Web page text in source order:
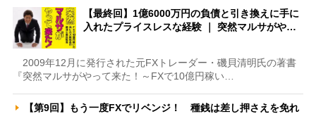
【最終回】1億6000万円の負債と引き換えに手に
入れたプライスレスな経験 ｜ 突然マルサがや…
2009年12月に発行された元FXトレーダー・磯貝清明氏の著書
『突然マルサがやって来た！～FXで10億円稼い…
【第9回】もう一度FXでリベンジ！ 種銭は差し押さえを免れ